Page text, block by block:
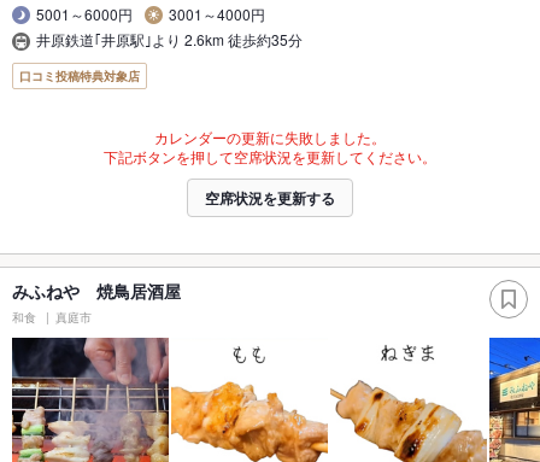
5001～6000円
3001～4000円
井原鉄道｢井原駅｣より 2.6km 徒歩約35分
口コミ投稿特典対象店
カレンダーの更新に失敗しました。
下記ボタンを押して空席状況を更新してください。
空席状況を更新する
みふねや 焼鳥居酒屋
和食 真庭市